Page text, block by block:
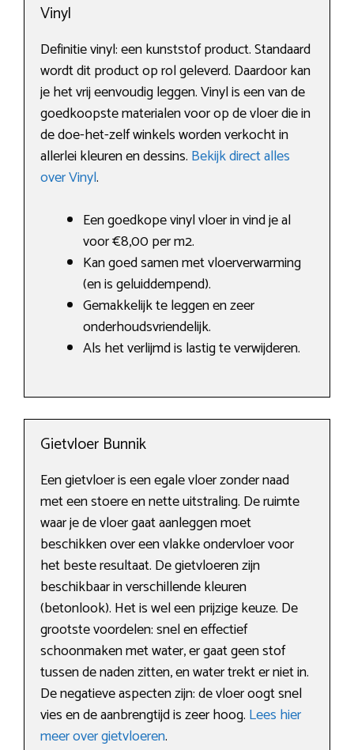
Vinyl
Definitie vinyl: een kunststof product. Standaard
wordt dit product op rol geleverd. Daardoor kan
je het vrij eenvoudig leggen. Vinyl is een van de
goedkoopste materialen voor op de vloer die in
de doe-het-zelf winkels worden verkocht in
allerlei kleuren en dessins. Bekijk direct alles
over Vinyl.
Een goedkope vinyl vloer in vind je al
voor €8,00 per m2.
Kan goed samen met vloerverwarming
(en is geluiddempend).
Gemakkelijk te leggen en zeer
onderhoudsvriendelijk.
Als het verlijmd is lastig te verwijderen.
Gietvloer Bunnik
Een gietvloer is een egale vloer zonder naad
met een stoere en nette uitstraling. De ruimte
waar je de vloer gaat aanleggen moet
beschikken over een vlakke ondervloer voor
het beste resultaat. De gietvloeren zijn
beschikbaar in verschillende kleuren
(betonlook). Het is wel een prijzige keuze. De
grootste voordelen: snel en effectief
schoonmaken met water, er gaat geen stof
tussen de naden zitten, en water trekt er niet in.
De negatieve aspecten zijn: de vloer oogt snel
vies en de aanbrengtijd is zeer hoog. Lees hier
meer over gietvloeren.